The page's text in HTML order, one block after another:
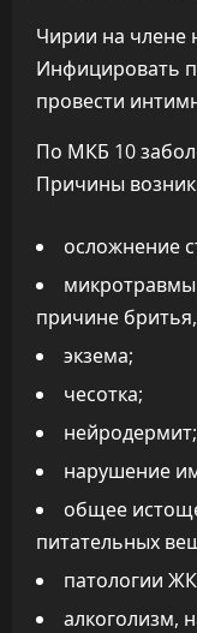
Чирии на члене
Инфицировать
провести
По МКБ 10
Причины
осложнение
причине
экзема;
чесотка;
нейродермит;
нарушение
общее
питательных
патологии
алкоголизм,